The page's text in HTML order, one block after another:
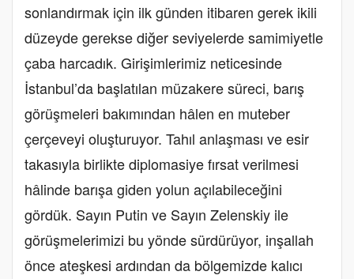
sonlandırmak için ilk günden itibaren gerek ikili
düzeyde gerekse diğer seviyelerde samimiyetle
çaba harcadık. Girişimlerimiz neticesinde
İstanbul’da başlatılan müzakere süreci, barış
görüşmeleri bakımından hâlen en muteber
çerçeveyi oluşturuyor. Tahıl anlaşması ve esir
takasıyla birlikte diplomasiye fırsat verilmesi
hâlinde barışa giden yolun açılabileceğini
gördük. Sayın Putin ve Sayın Zelenskiy ile
görüşmelerimizi bu yönde sürdürüyor, inşallah
önce ateşkesi ardından da bölgemizde kalıcı